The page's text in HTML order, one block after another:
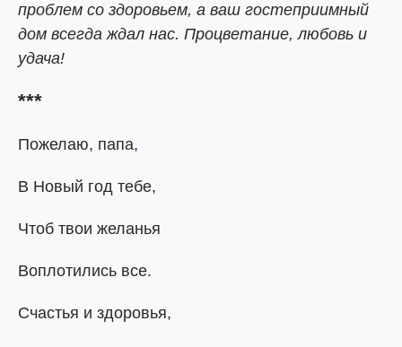
проблем со здоровьем, а ваш гостеприимный
дом всегда ждал нас. Процветание, любовь и
удача!
***
Пожелаю, папа,
В Новый год тебе,
Чтоб твои желанья
Воплотились все.
Счастья и здоровья,